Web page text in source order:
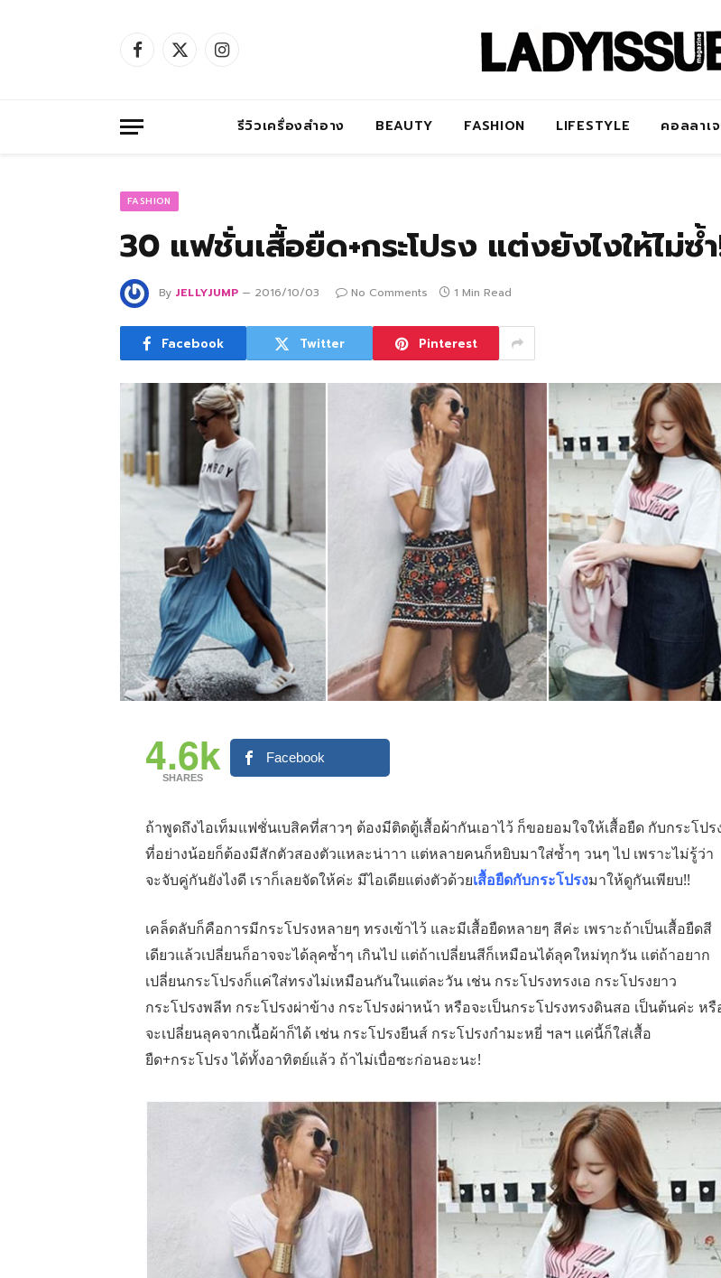
Facebook
X
Instagram
รีวิวเครื่องสำอาง BEAUTY FASHION LIFESTYLE คอลลาเ
FASHION
30 แฟชั่นเสื้อยืด+กระโปรง แต่งยังไงให้ไม่ซ้
By JELLYJUMP 2016/10/03 No Comments 1 Min Read
Facebook Twitter Pinterest
4.6k
SHARES
Facebook
ถ้าพูดถึงไอเท็มแฟชั่นเบสิคที่สาวๆ ต้องมีติดตู้เสื้อผ้ากันเอาไว้ ก็ขอยอมใจให้เสื้อยืด กับกระโปร
ที่อย่างน้อยก็ต้องมีสักตัวสองตัวแหละน่าาา แต่หลายคนก็หยิบมาใส่ซ้ำๆ วนๆ ไป เพราะไม่รู้ว่า
จะจับคู่กันยังไงดี เราก็เลยจัดให้ค่ะ มีไอเดียแต่งตัวด้วยเสื้อยืดกับกระโปรงมาให้ดูกันเพียบ!!
เคล็ดลับก็คือการมีกระโปรงหลายๆ ทรงเข้าไว้ และมีเสื้อยืดหลายๆ สีค่ะ เพราะถ้าเป็นเสื้อยืดสี
เดียวแล้วเปลี่ยนก็อาจจะได้ลุคซ้ำๆ เกินไป แต่ถ้าเปลี่ยนสีก็เหมือนได้ลุคใหม่ทุกวัน แต่ถ้าอยาก
เปลี่ยนกระโปรงก็แค่ใส่ทรงไม่เหมือนกันในแต่ละวัน เช่น กระโปรงทรงเอ กระโปรงยาว
กระโปรงพลีท กระโปรงผ่าข้าง กระโปรงผ่าหน้า หรือจะเป็นกระโปรงทรงดินสอ เป็นต้นค่ะ หรื
จะเปลี่ยนลุคจากเนื้อผ้าก็ได้ เช่น กระโปรงยีนส์ กระโปรงกำมะหยี่ ฯลฯ แค่นี้ก็ใส่เสื้อ
ยืด+กระโปรง ได้ทั้งอาทิตย์แล้ว ถ้าไม่เบื่อซะก่อนอะนะ!